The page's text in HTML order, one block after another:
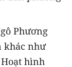
Phương
khác như
hình